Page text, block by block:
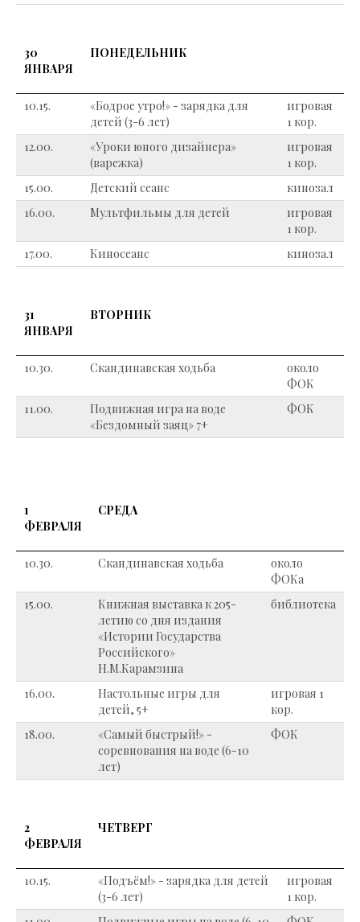
30
ЯНВАРЯ
ПОНЕДЕЛЬНИК
10.15.
«Бодрое утро!» - зарядка для
детей (3-6 лет)
игровая
1 кор.
12.00.
«Уроки юного дизайнера»
(варежка)
игровая
1 кор.
15.00.
Детский сеанс
кинозал
16.00.
Мультфильмы для детей
игровая
1 кор.
17.00.
Киносеанс кинозал
31
ЯНВАРЯ
ВТОРНИК
10.30. Скандинавская ходьба
около
ФОК
11.00.
Подвижная игра на воде
«Бездомный заяц» 7+
ФОК
1
ФЕВРАЛЯ
СРЕДА
10.30. Скандинавская ходьба
около
ФОКа
15.00.
Книжная выставка к 205-
летию со дня издания
«Истории Государства
Российского»
Н.М.Карамзина
библиотека
16.00.
Настольные игры для
детей, 5+
игровая 1
кор.
18.00.
«Самый быстрый!» -
соревнования на воде (6-10
лет)
ФОК
2
ФЕВРАЛЯ
ЧЕТВЕРГ
10.15.
«Подъём!» - зарядка для детей
(3-6 лет)
игровая
1 кор.